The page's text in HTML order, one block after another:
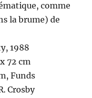
comme
la brume) de